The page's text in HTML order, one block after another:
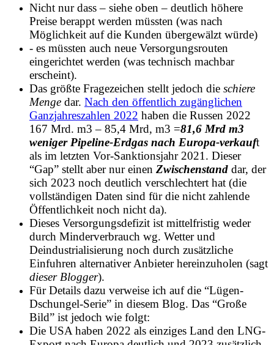
Nicht nur dass – siehe oben – deutlich höhere
Preise berappt werden müssten (was nach
Möglichkeit auf die Kunden übergewälzt würde)
- es müssten auch neue Versorgungsrouten
eingerichtet werden (was technisch machbar
erscheint).
Das größte Fragezeichen stellt jedoch die schiere
Menge dar. Nach den öffentlich zugänglichen
Ganzjahreszahlen 2022 haben die Russen 2022
167 Mrd. m3 – 85,4 Mrd, m3 =81,6 Mrd m3
weniger Pipeline-Erdgas nach Europa-verkauft
als im letzten Vor-Sanktionsjahr 2021. Dieser
“Gap” stellt aber nur einen Zwischenstand dar, der
sich 2023 noch deutlich verschlechtert hat (die
vollständigen Daten sind für die nicht zahlende
Öffentlichkeit noch nicht da).
Dieses Versorgungsdefizit ist mittelfristig weder
durch Minderverbrauch wg. Wetter und
Deindustrialisierung noch durch zusätzliche
Einfuhren alternativer Anbieter hereinzuholen (sagt
dieser Blogger).
Für Details dazu verweise ich auf die “Lügen-
Dschungel-Serie” in diesem Blog. Das “Große
Bild” ist jedoch wie folgt:
Die USA haben 2022 als einziges Land den LNG-